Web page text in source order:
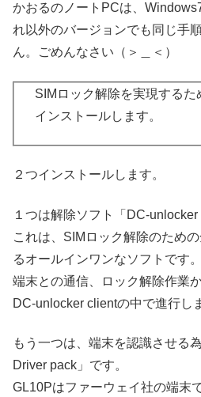
かおるのノートPCは、
れ以外のバージョンでも同じ手
ん。ごめんなさい（＞＿＜）
SIMロック解除を実現する
インストールします。
２つインストールします。
１つは解除ソフト「DC-unlocker
これは、SIMロック解除のため
るオールインワンなソフトです。
端末との通信、ロック解除作業
DC-unlocker clientの中で進行し
もう一つは、端末を認識させる
Driver pack」です。
GL10Pはファーウェイ社の端末